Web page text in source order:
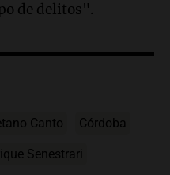
de delitos".
Canto Córdoba
Senestrari